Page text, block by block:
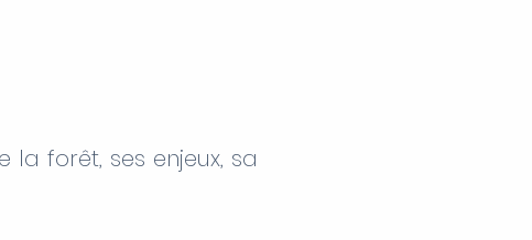
la forêt, ses enjeux, sa